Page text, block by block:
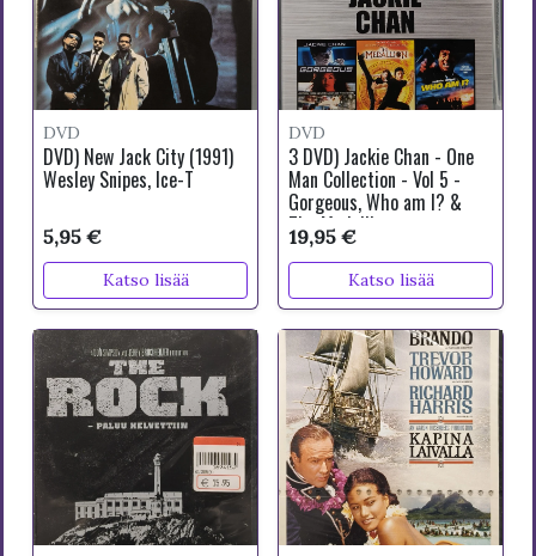
DVD
DVD) New Jack City (1991)
Wesley Snipes, Ice-T
5,95 €
Katso lisää
DVD
3 DVD) Jackie Chan - One
Man Collection - Vol 5 -
Gorgeous, Who am I? &
The Medallion
19,95 €
Katso lisää